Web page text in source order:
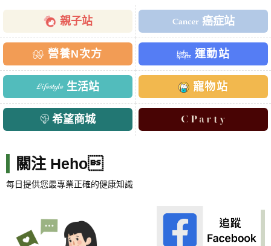
親子站 癌症站
營養N次方 運動站
生活站 寵物站
希望商城
關注 Heho
每日提供您最專業正確的健康知識